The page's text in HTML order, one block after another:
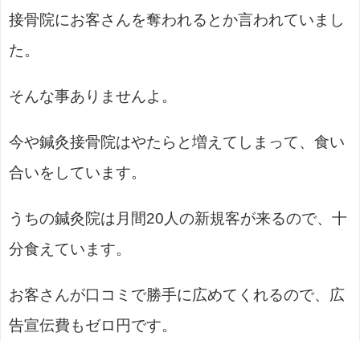
接骨院にお客さんを奪われるとか言われていまし
た。
そんな事ありませんよ。
今や鍼灸接骨院はやたらと増えてしまって、食い
合いをしています。
うちの鍼灸院は月間20人の新規客が来るので、十
分食えています。
お客さんが口コミで勝手に広めてくれるので、広
告宣伝費もゼロ円です。